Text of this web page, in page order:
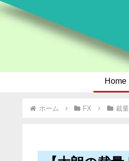
Home
ホーム FX 裁量